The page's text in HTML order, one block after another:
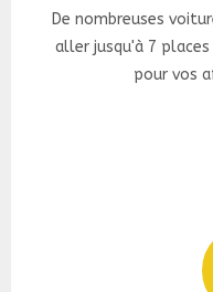
De nombreuses
aller jusqu'à 7
pour vos